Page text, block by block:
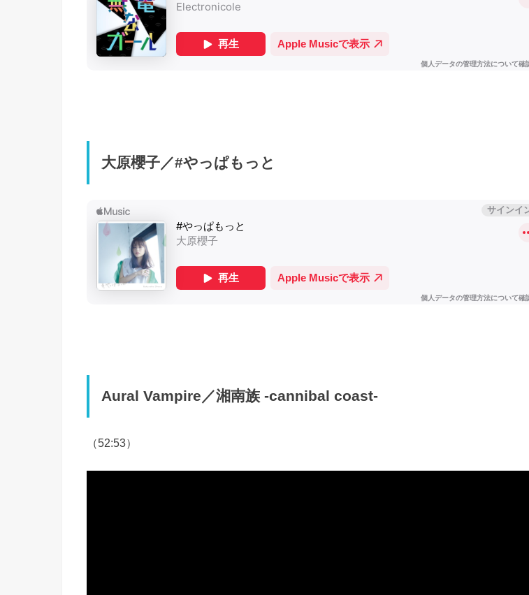
大原櫻子／#やっぱもっと
Aural Vampire／湘南族 -cannibal coast-
（52:53）